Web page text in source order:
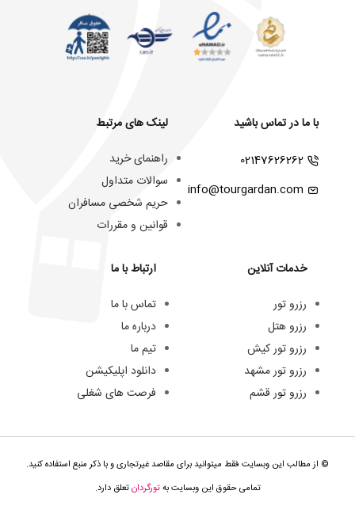
با ما در تماس باشید
02147626262
info@tourgardan.com
خدمات آنلاین
رزرو تور
رزرو هتل
رزرو تور کیش
رزرو تور مشهد
رزرو تور قشم
لینک های مرتبط
راهنمای خرید
سوالات متداول
حریم شخصی مسافران
قوانین و مقررات
ارتباط با ما
تماس با ما
درباره ما
تیم ما
دانلود اپلیکیشن
فرصت های شغلی
© از مطالب این وبسایت فقط میتوانید برای مقاصد غیرتجاری و با ذکر منبع استفاده کنید.
تمامی حقوق این وبسایت بهتورگردانتعلق دارد.